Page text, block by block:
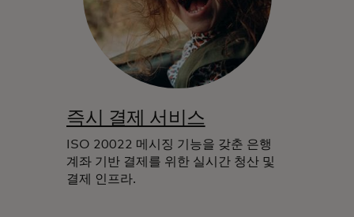
즉시 결제 서비스
ISO 20022 메시징 기능을 갖춘 은행
계좌 기반 결제를 위한 실시간 청산 및
결제 인프라.